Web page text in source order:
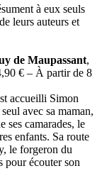
à eux seuls
leurs auteurs et
de Maupassant,
€ – À partir de 8
accueilli Simon
avec sa maman,
ses camarades, le
enfants. Sa route
le forgeron du
pour écouter son